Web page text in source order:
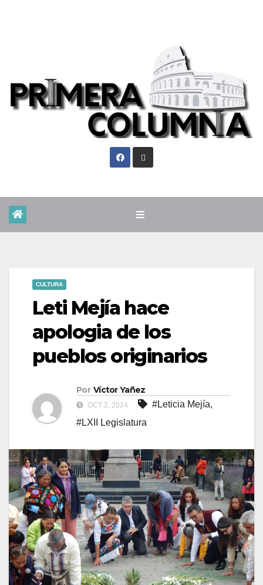
CULTURA
Leti Mejía hace
apologia de los
pueblos originarios
Por Víctor Yañez
OCT 2, 2024 #Leticia Mejía,
#LXII Legislatura